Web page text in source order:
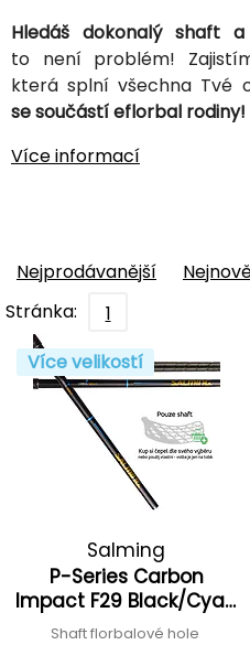
Hledáš dokonalý shaft
to není problém!
která splní všechna Tvé
se součástí eflorbal rodiny!
Více informací
Nejprodávanější
Stránka:
1
Více velikostí
Salming
P-Series Carbon
Impact F29 Black/Cyan
'25
Shaft florbalové hole